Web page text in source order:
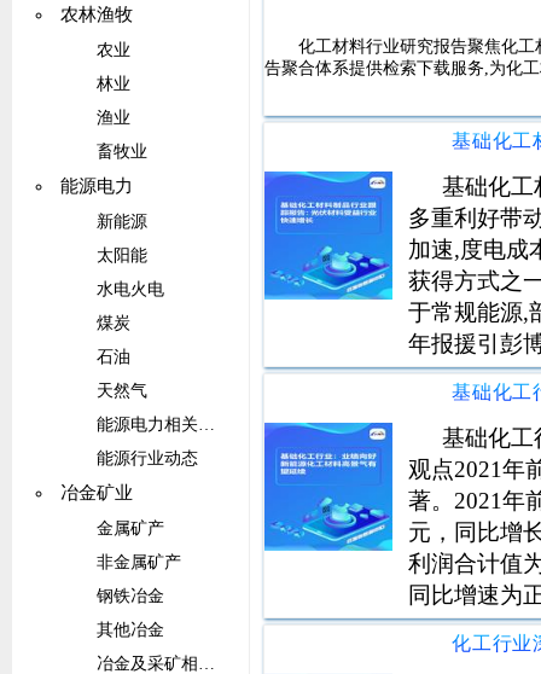
农林渔牧
农业
林业
渔业
畜牧业
能源电力
新能源
太阳能
水电火电
煤炭
石油
天然气
能源电力相关设备
能源行业动态
冶金矿业
金属矿产
非金属矿产
钢铁冶金
其他冶金
冶金及采矿相关设备
化工材料行业研究报告聚焦化
告聚合体系提供检索下载服务,为化
基础化工
多重利好带
加速,度电成
获得方式之
于常规能源,
年报援引彭
中,光伏和风
基础化工
观点2021年
著。2021年
元，同比增
利润合计值
同比增速为
年前三季度
相比去年同